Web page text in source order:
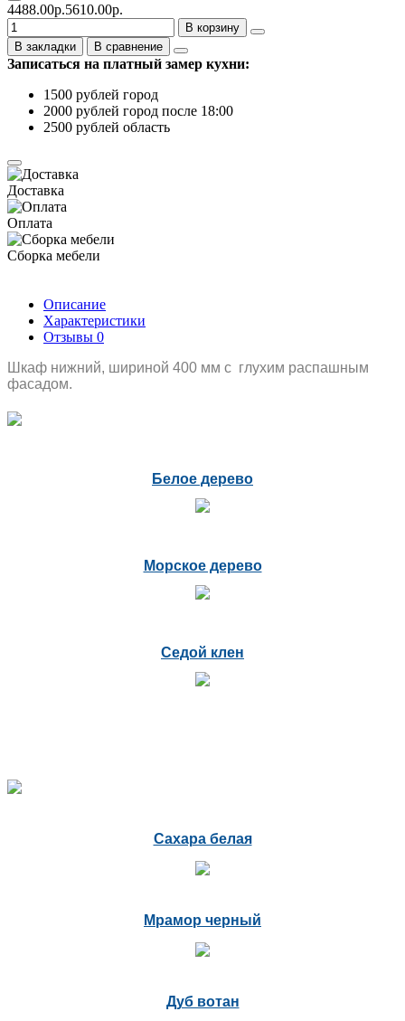
4488.00р.5610.00р.
В корзину
В закладки
В сравнение
Записаться на платный замер кухни:
1500 рублей город
2000 рублей город после 18:00
2500 рублей область
Доставка
Оплата
Сборка мебели
Описание
Характеристики
Отзывы 0
Шкаф нижний, шириной 400 мм с глухим распашным
фасадом.
Белое дерево
Морское дерево
Седой клен
Сахара белая
Мрамор черный
Дуб вотан